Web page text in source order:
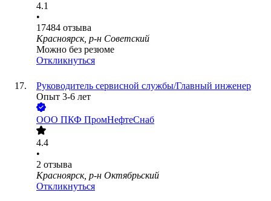
4.1
•
17484 отзыва
Красноярск, р-н Советский
Можно без резюме
Откликнуться
Руководитель сервисной службы/Главный инженер
Опыт 3-6 лет
ООО ПКФ ПромНефтеСнаб
4.4
•
2 отзыва
Красноярск, р-н Октябрьский
Откликнуться